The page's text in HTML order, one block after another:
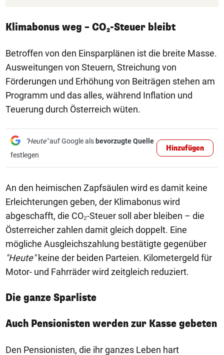
Klimabonus weg – CO₂-Steuer bleibt
Betroffen von den Einsparplänen ist die breite Masse.
Ausweitungen von Steuern, Streichung von
Förderungen und Erhöhung von Beiträgen stehen am
Programm und das alles, während Inflation und
Teuerung durch Österreich wüten.
"Heute"auf Google als bevorzugte Quelle
festlegen
Hinzufügen
An den heimischen Zapfsäulen wird es damit keine
Erleichterungen geben, der Klimabonus wird
abgeschafft, die CO₂-Steuer soll aber bleiben – die
Österreicher zahlen damit gleich doppelt. Eine
mögliche Ausgleichszahlung bestätigte gegenüber
"Heute"keine der beiden Parteien. Kilometergeld für
Motor- und Fahrräder wird zeitgleich reduziert.
Die ganze Sparliste
Auch Pensionisten werden zur Kasse gebeten
Den Pensionisten, die ihr ganzes Leben hart